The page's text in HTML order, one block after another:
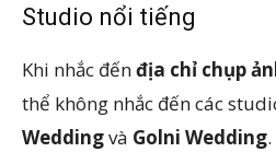
Studio nổi tiếng
Khi nhắc đếnđịa chỉ chụp
thể không nhắc đến các
Weddingvà Golni Wedding